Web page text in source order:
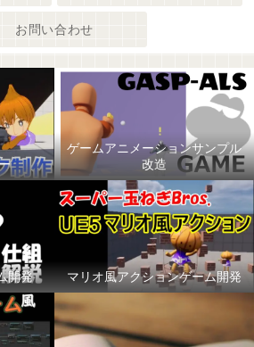
お問い合わせ
ゲームアニメーションサンプル
改造
開発 マリオ風アクションゲーム開発